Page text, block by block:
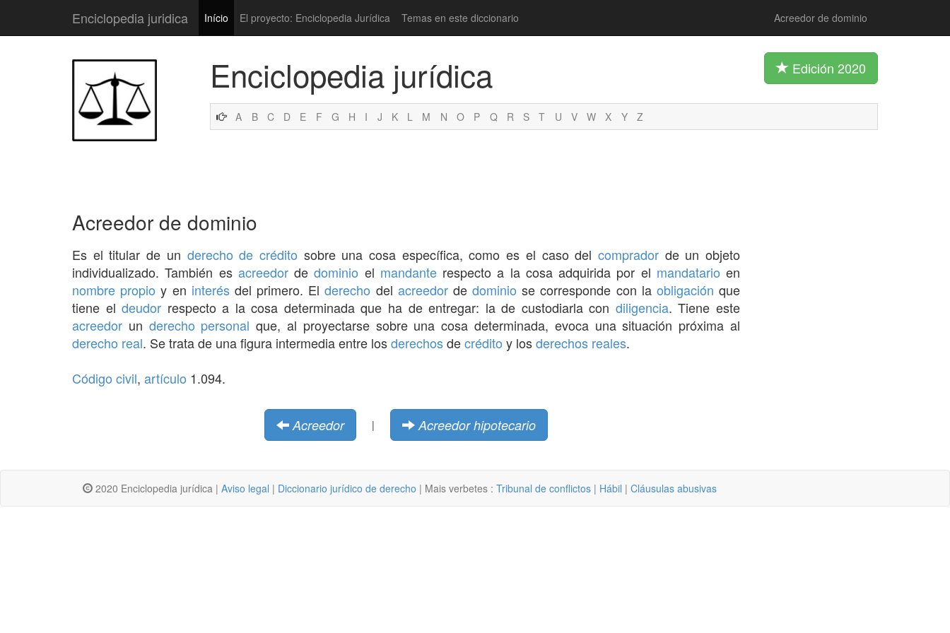
Enciclopedia juridica Início El proyecto: Enciclopedia Jurídica Temas en este diccionario Acreedor de dominio
Enciclopedia jurídica Edición 2020
A B C D E F G H I J K L M N O P Q R S T U V W X Y Z
Acreedor de dominio
Es el titular de un derecho de crédito sobre una cosa específica, como es el caso del compradorde un objeto
individualizado. También es acreedordedominio el mandanterespecto a la cosa adquirida por el mandatario en
nombre propio y en interésdel primero. Elderecho del acreedordedominio se corresponde con la obligación que
tiene eldeudor respecto a la cosa determinada que ha de entregar: la de custodiarla con diligencia. Tiene este
acreedor un derecho personal que, al proyectarse sobre una cosa determinada, evoca una situación próxima al
derecho real. Se trata de una figura intermedia entre losderechosdecrédito y losderechos reales.
Código civil, artículo 1.094.
Acreedor | Acreedor hipotecario
2020 Enciclopedia jurídica | Aviso legal | Diccionario jurídico de derecho | Mais verbetes : Tribunal de conflictos | Hábil | Cláusulas abusivas